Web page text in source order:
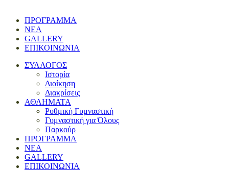
ΠΡΟΓΡΑΜΜΑ
ΝΕΑ
GALLERY
ΕΠΙΚΟΙΝΩΝΙΑ
ΣΥΛΛΟΓΟΣ
Ιστορία
Διοίκηση
Διακρίσεις
ΑΘΛΗΜΑΤΑ
Ρυθμική Γυμναστική
Γυμναστική για Όλους
Παρκούρ
ΠΡΟΓΡΑΜΜΑ
ΝΕΑ
GALLERY
ΕΠΙΚΟΙΝΩΝΙΑ